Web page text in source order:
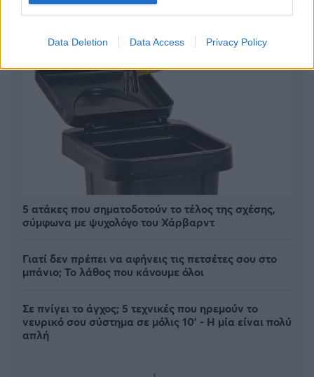
Data Deletion Data Access Privacy Policy
5 ατάκες που σηματοδοτούν το τέλος της σχέσης,
σύμφωνα με ψυχολόγο του Χάρβαρντ
Γιατί δεν πρέπει να αφήνεις τις πετσέτες σου στο
μπάνιο; Το λάθος που κάνουμε όλοι
Σε πνίγει το άγχος; 5 τεχνικές που ηρεμούν το
νευρικό σου σύστημα σε μόλις 10' - Η μία είναι πολύ
απλή